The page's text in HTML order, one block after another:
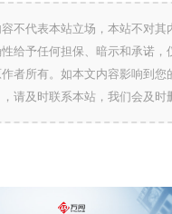
不代表本站立场，本站不对其
给予任何担保、暗示和承诺，
者所有。如本文内容影响到您
，请及时联系本站，我们会及时